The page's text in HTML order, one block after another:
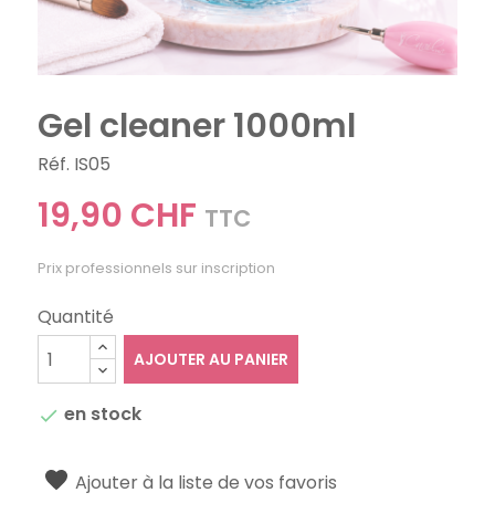
Gel cleaner 1000ml
Réf. IS05
19,90 CHF TTC
Prix professionnels sur inscription
Quantité
AJOUTER AU PANIER
 en stock
Ajouter à la liste de vos favoris